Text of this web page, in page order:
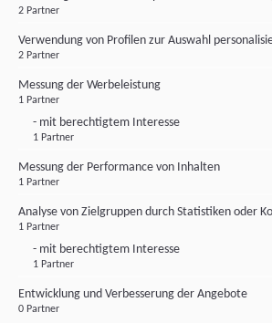
2 Partner
Verwendung von Profilen zur Auswahl
2 Partner
Messung der Werbeleistung
1 Partner
- mit berechtigtem Interesse
1 Partner
Messung der Performance von Inhalten
1 Partner
Analyse von Zielgruppen durch Statistiken oder
1 Partner
- mit berechtigtem Interesse
1 Partner
Entwicklung und Verbesserung der Angebote
0 Partner